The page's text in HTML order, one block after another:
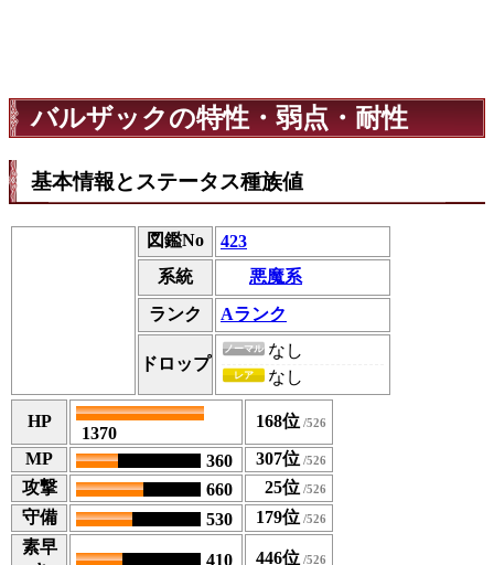
バルザックの特性・弱点・耐性
基本情報とステータス種族値
図鑑No
423
系統
悪魔系
ランク Aランク
ドロップ
ノーマル なし
レア なし
HP
1370
168位
MP
360
307位
攻撃
660
25位
守備
530
179位
素早
410 446位